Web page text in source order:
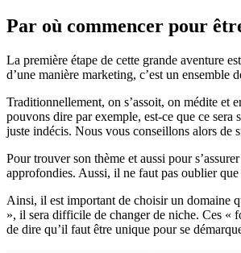
Par où commencer pour
La première étape de cette grande aventure
d’une manière marketing, c’est un ensemble
Traditionnellement, on s’assoit, on médite et
pouvons dire par exemple, est-ce que ce
juste indécis. Nous vous conseillons alors de
Pour trouver son thème et aussi pour
approfondies. Aussi, il ne faut pas oublier
Ainsi, il est important de choisir un domaine
», il sera difficile de changer de niche. Ces «
de dire qu’il faut être unique pour se